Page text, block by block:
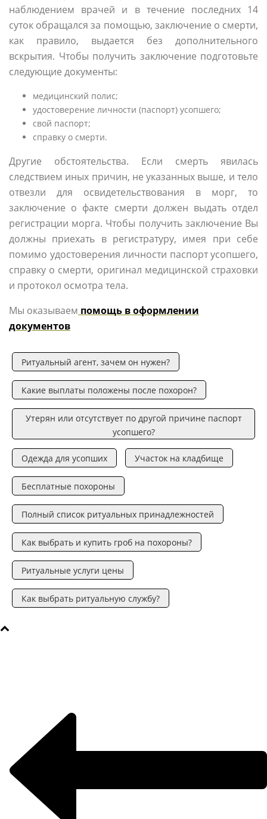
наблюдением врачей и в течение последних 14
суток обращался за помощью, заключение о смерти,
как правило, выдается без дополнительного
вскрытия. Чтобы получить заключение подготовьте
следующие документы:
медицинский полис;
удостоверение личности (паспорт) усопшего;
свой паспорт;
справку о смерти.
Другие обстоятельства. Если смерть явилась
следствием иных причин, не указанных выше, и тело
отвезли для освидетельствования в морг, то
заключение о факте смерти должен выдать отдел
регистрации морга. Чтобы получить заключение Вы
должны приехать в регистратуру, имея при себе
помимо удостоверения личности паспорт усопшего,
справку о смерти, оригинал медицинской страховки
и протокол осмотра тела.
Мы оказываем помощь в оформлении
документов
Ритуальный агент, зачем он нужен?
Какие выплаты положены после похорон?
Утерян или отсутствует по другой причине паспорт
усопшего?
Одежда для усопших Участок на кладбище
Бесплатные похороны
Полный список ритуальных принадлежностей
Как выбрать и купить гроб на похороны?
Ритуальные услуги цены
Как выбрать ритуальную службу?